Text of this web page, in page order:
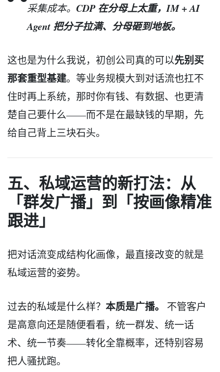
采集成本。 CDP 在分母上太重，IM + AI
Agent 把分子拉满、分母砸到地板。
这也是为什么我说，初创公司真的可以先别买
那套重型基建。等业务规模大到对话流也扛不
住时再上系统，那时你有钱、有数据、也更清
楚自己要什么——而不是在最缺钱的早期，先
给自己背上三块石头。
五、私域运营的新打法：从
「群发广播」到「按画像精准
跟进」
把对话流变成结构化画像，最直接改变的就是
私域运营的姿势。
过去的私域是什么样？ 本质是广播。
不管客户
是高意向还是随便看看，统一群发、统一话
术、统一节奏——转化全靠概率，还特别容易
把人骚扰跑。